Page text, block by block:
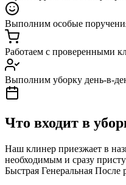
Выполним особые
Работаем с проверенными
Выполним уборку день-в-
Что входит в
Наш клинер приезжает в
необходимым и сразу
Быстрая Генеральная После